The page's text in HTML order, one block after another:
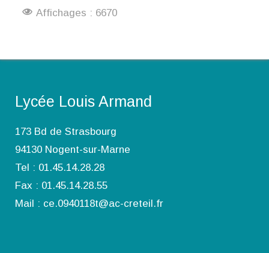
Affichages : 6670
Lycée Louis Armand
173 Bd de Strasbourg
94130 Nogent-sur-Marne
Tel : 01.45.14.28.28
Fax : 01.45.14.28.55
Mail : ce.0940118t@ac-creteil.fr